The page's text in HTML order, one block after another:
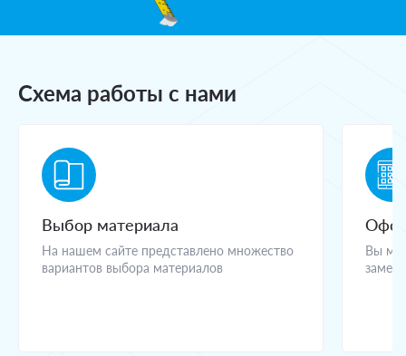
Схема работы с нами
Выбор материала
На нашем сайте представлено множество
вариантов выбора материалов
Вы